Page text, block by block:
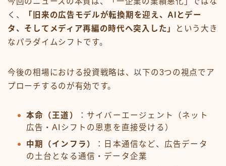
く、
「旧来の広告モデルが転換期を迎え、AIとデー
タ、そしてメディア再編の時代へ突入した」
という大き
なパラダイムシフトです。
今後の相場における投資戦略は、以下の3つの視点でア
プローチするのが有効です。
本命（王道）
：サイバーエージェント（ネット
広告・AIシフトの恩恵を直接受ける）
中期（インフラ）
：日本通信など、広告データ
の土台となる通信・データ企業